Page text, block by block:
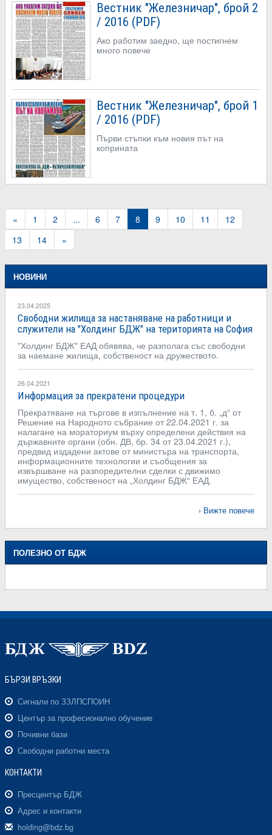
Вестник "Железничар", брой 2
/ 2016 (PDF)
Ако работим заедно, ще постигнем
много повече
Вестник "Железничар", брой 1
/ 2016 (PDF)
Първи стъпки към новия път на
коприната
« 1 2 ... 6 7 8 9 10 11
12
13
14 »
НОВИНИ
23.04.2025
Свободни жилища за настаняване на работници и
служители на "Холдинг БДЖ" на територията на София
"Холдинг БДЖ" ЕАД обявява, че разполага със свободни
за наемане жилища, собственост на дружеството.
26.04.2021
Информация за прекратени процедури
Прекратяване на търгове в изпълнение на т. 1, б. „д“ от
Решение на Народното събрание от 22.04.2021 г. за
налагане на мораториум върху определени действия на
държавните органи (обн. ДВ, бр. 34 от 23.04.2021 г.),
предвид издадени актове от министъра на транспорта,
информационните технологии и съобщения за
извършване на разпоредителни сделки с движимо
имущество, собственост на „Холдинг БДЖ“ ЕАД.
Вижте повече
ПОЛЕЗНО ОТ БДЖ
БЪРЗИ ВРЪЗКИ
Сигнали по ЗЗЛПСПОИН
Център за професионално обучение
Почивни бази
Свободни работни места
КОНТАКТИ
Пресцентър БДЖ
Адрес и контакти
holding@bdz.bg